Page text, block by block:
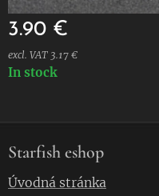
3.90 €
excl. VAT 3.17 €
In stock
Starfish eshop
Úvodná stránka